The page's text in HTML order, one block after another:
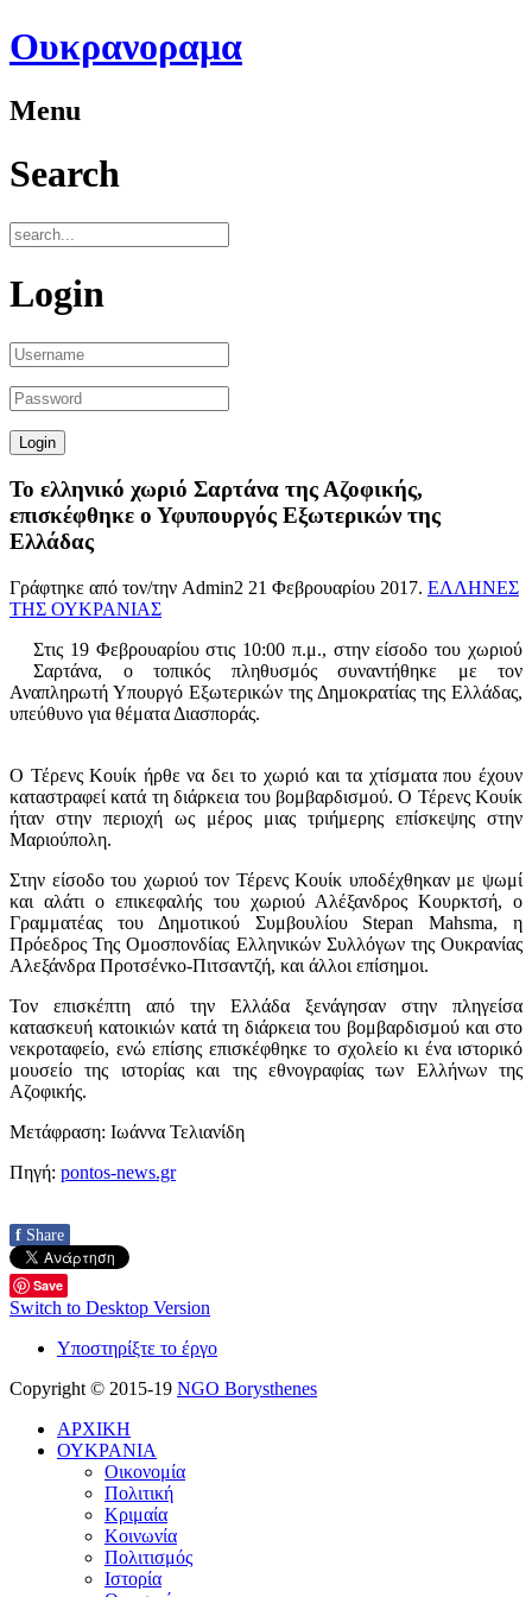
Ουκρανοραμα
Menu
Search
Login
Το ελληνικό χωριό Σαρτάνα της Αζοφικής,
επισκέφθηκε ο Υφυπουργός Εξωτερικών της
Ελλάδας
Γράφτηκε από τον/την Admin2 21 Φεβρουαρίου 2017. ΕΛΛΗΝΕΣ
ΤΗΣ ΟΥΚΡΑΝΙΑΣ
Στις 19 Φεβρουαρίου στις 10:00 π.μ., στην είσοδο του χωριού
Σαρτάνα, ο τοπικός πληθυσμός συναντήθηκε με τον
Αναπληρωτή Υπουργό Εξωτερικών της Δημοκρατίας της Ελλάδας,
υπεύθυνο για θέματα Διασποράς.
Ο Τέρενς Κουίκ ήρθε να δει το χωριό και τα χτίσματα που έχουν
καταστραφεί κατά τη διάρκεια του βομβαρδισμού. Ο Τέρενς Κουίκ
ήταν στην περιοχή ως μέρος μιας τριήμερης επίσκεψης στην
Μαριούπολη.
Στην είσοδο του χωριού τον Τέρενς Κουίκ υποδέχθηκαν με ψωμί
και αλάτι ο επικεφαλής του χωριού Αλέξανδρος Κουρκτσή, ο
Γραμματέας του Δημοτικού Συμβουλίου Stepan Mahsma, η
Πρόεδρος Της Ομοσπονδίας Ελληνικών Συλλόγων της Ουκρανίας
Αλεξάνδρα Προτσένκο-Πιτσαντζή, και άλλοι επίσημοι.
Τον επισκέπτη από την Ελλάδα ξενάγησαν στην πληγείσα
κατασκευή κατοικιών κατά τη διάρκεια του βομβαρδισμού και στο
νεκροταφείο, ενώ επίσης επισκέφθηκε το σχολείο κι ένα ιστορικό
μουσείο της ιστορίας και της εθνογραφίας των Ελλήνων της
Αζοφικής.
Μετάφραση: Ιωάννα Τελιανίδη
Πηγή: pontos-news.gr
f Share
Save
Switch to Desktop Version
Υποστηρίξτε το έργο
Copyright © 2015-19 NGO Borysthenes
ΑΡΧΙΚΗ
ΟΥΚΡΑΝΙΑ
Οικονομία
Πολιτική
Κριμαία
Κοινωνία
Πολιτισμός
Ιστορία